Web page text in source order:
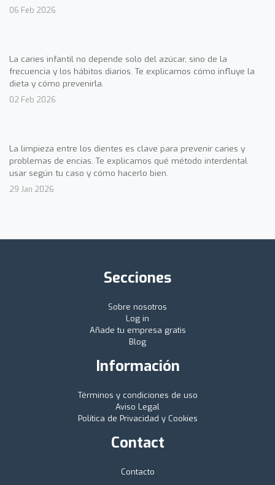
06 Feb 2026
La caries infantil no depende solo del azúcar, sino de la
frecuencia y los hábitos diarios. Te explicamos cómo influye la
dieta y cómo prevenirla.
02 Feb 2026
La limpieza entre los dientes es clave para prevenir caries y
problemas de encías. Te explicamos qué método interdental
usar según tu caso y cómo hacerlo bien.
29 Jan 2026
Secciones
Sobre nosotros
Log in
Añade tu empresa gratis
Blog
Información
Términos y condiciones de uso
Aviso Legal
Política de Privacidad y Cookies
Contact
Contacto